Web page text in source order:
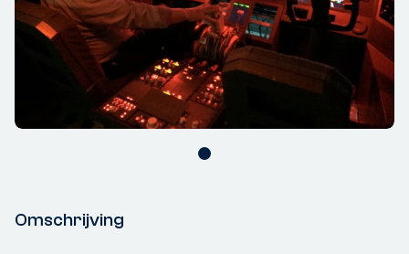
Omschrijving